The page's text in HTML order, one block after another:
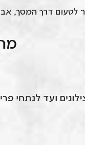
לטעום דרך המסך,
ועד לנתחי